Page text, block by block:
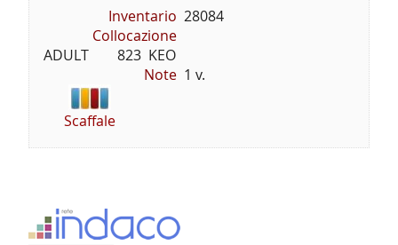
Inventario 28084
Collocazione
ADULT        823  KEO
Note 1 v.
Scaffale